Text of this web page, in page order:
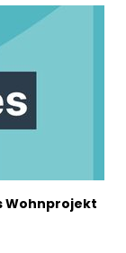
Wohnprojekt